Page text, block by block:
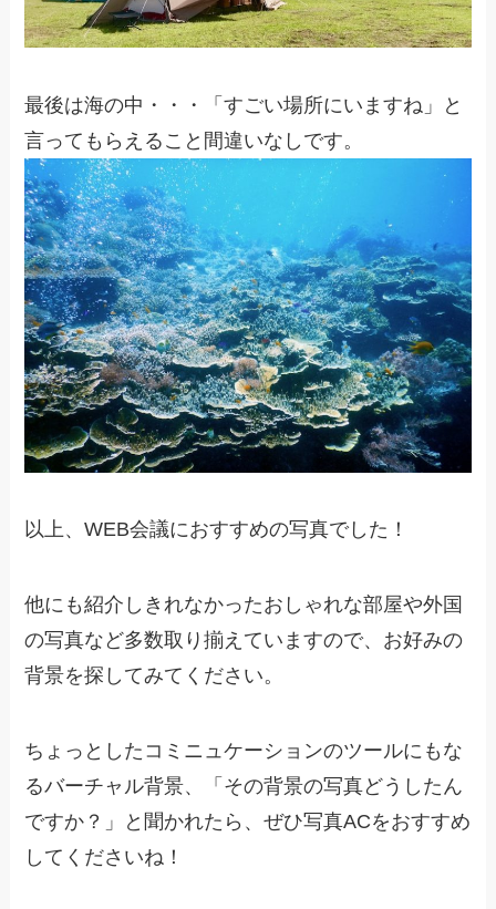
最後は海の中・・・「すごい場所にいますね」と
言ってもらえること間違いなしです。
以上、WEB会議におすすめの写真でした！
他にも紹介しきれなかったおしゃれな部屋や外国
の写真など多数取り揃えていますので、お好みの
背景を探してみてください。
ちょっとしたコミニュケーションのツールにもな
るバーチャル背景、「その背景の写真どうしたん
ですか？」と聞かれたら、ぜひ写真ACをおすすめ
してくださいね！